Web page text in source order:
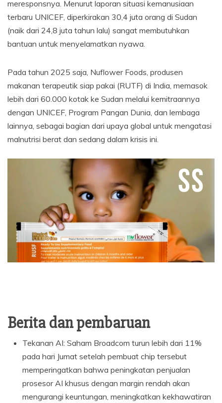
meresponsnya. Menurut laporan situasi kemanusiaan
terbaru UNICEF, diperkirakan 30,4 juta orang di Sudan
(naik dari 24,8 juta tahun lalu) sangat membutuhkan
bantuan untuk menyelamatkan nyawa.
Pada tahun 2025 saja, Nuflower Foods, produsen
makanan terapeutik siap pakai (RUTF) di India, memasok
lebih dari 60.000 kotak ke Sudan melalui kemitraannya
dengan UNICEF, Program Pangan Dunia, dan lembaga
lainnya, sebagai bagian dari upaya global untuk mengatasi
malnutrisi berat dan sedang dalam krisis ini.
Berita dan pembaruan
Tekanan AI: Saham Broadcom turun lebih dari 11%
pada hari Jumat setelah pembuat chip tersebut
memperingatkan bahwa peningkatan penjualan
prosesor AI khusus dengan margin rendah akan
mengurangi keuntungan, meningkatkan kekhawatiran